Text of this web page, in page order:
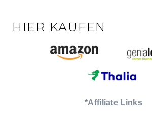
HIER KAUFEN
*Affiliate Links